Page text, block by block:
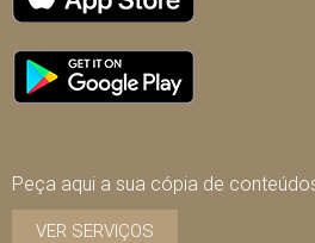
Peça aqui a sua cópia de
VER SERVIÇOS